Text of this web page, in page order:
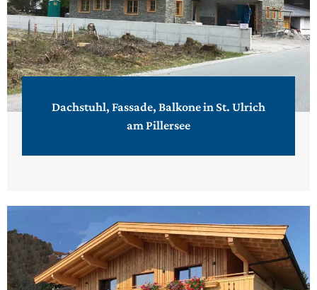
Dachstuhl, Fassade, Balkone in St. Ulrich
am Pillersee